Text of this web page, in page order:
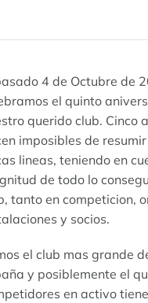
4 de Octubre de
el quinto
querido club. Cinco
imposibles de
lineas, teniendo en
de todo lo
tanto en competicion,
y socios.
el club mas grande
y posiblemente el
en activo